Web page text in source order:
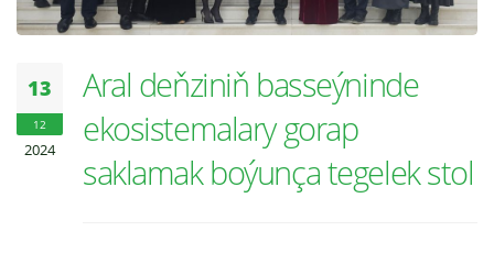
13
12
2024
Aral deňziniň basseýninde
ekosistemalary gorap
saklamak boýunça tegelek stol